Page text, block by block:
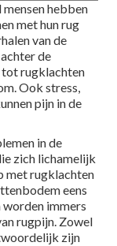
hebben
met hun rug
van de
de
rugklachten
Ook stress,
pijn in de
in de
zich lichamelijk
met rugklachten
eens
worden immers
rugpijn. Zowel
zijn